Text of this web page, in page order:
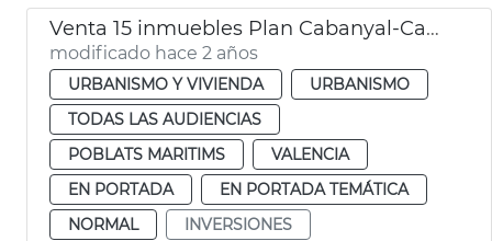
Venta 15 inmuebles Plan Cabanyal-Canyamelar
modificado hace 2 años
URBANISMO Y VIVIENDA
URBANISMO
TODAS LAS AUDIENCIAS
POBLATS MARITIMS
VALENCIA
EN PORTADA
EN PORTADA TEMÁTICA
NORMAL
INVERSIONES